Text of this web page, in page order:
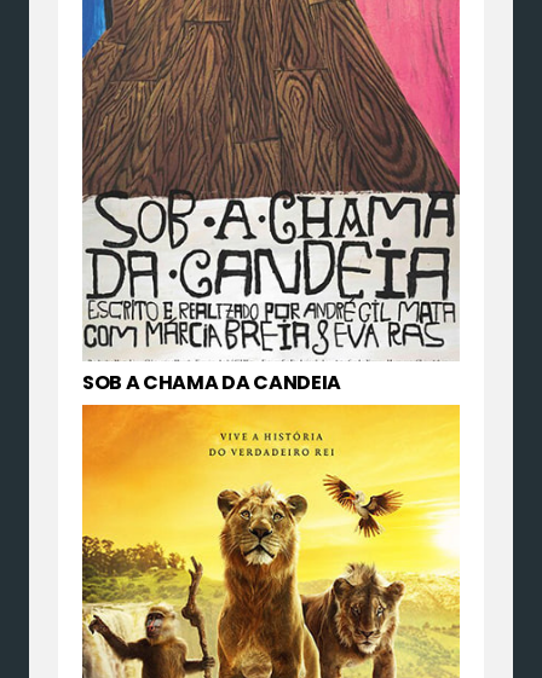
SOB A CHAMA DA CANDEIA